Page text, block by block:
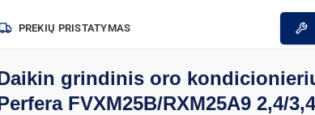
PREKIŲ PRISTATYMAS
grindinis oro
FVXM25B/RXM25A9 2,4/